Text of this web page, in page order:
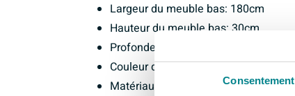
Consentement
Largeur du meuble bas: 180cm
Hauteur du meuble bas: 30cm
Profondeur du meuble bas: 45cm
Couleur du meuble bas: Dark Brown
Matériau du meuble bas: Mélamine